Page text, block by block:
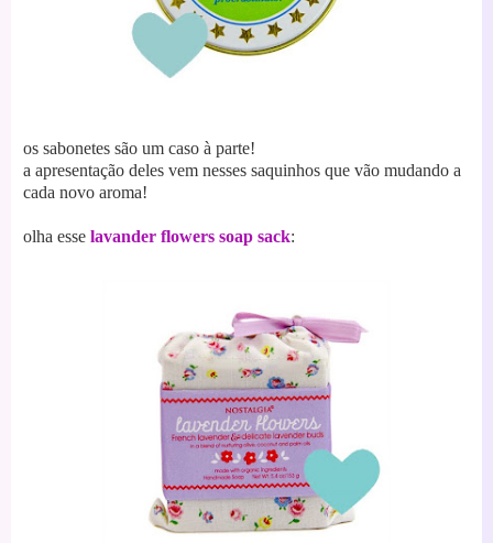
os sabonetes são um caso à parte!
a apresentação deles vem nesses saquinhos que vão mudando a
cada novo aroma!
olha esse lavander flowers soap sack: